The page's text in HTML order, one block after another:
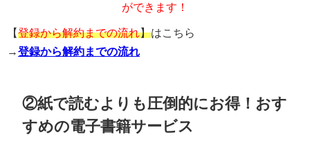
ができます！
【登録から解約までの流れ】はこちら
→登録から解約までの流れ
②紙で読むよりも圧倒的にお得！おす
すめの電子書籍サービス